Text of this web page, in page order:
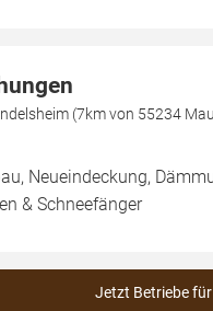
(7km von 55234
Neueindeckung,
& Schneefänger
Jetzt Betriebe